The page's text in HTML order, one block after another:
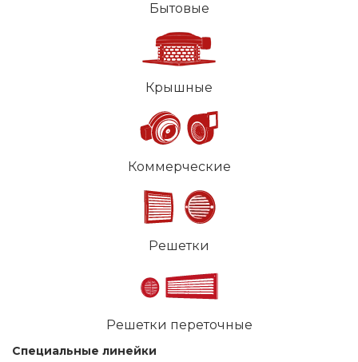
Бытовые
Крышные
Коммерческие
Решетки
Решетки переточные
Специальные линейки